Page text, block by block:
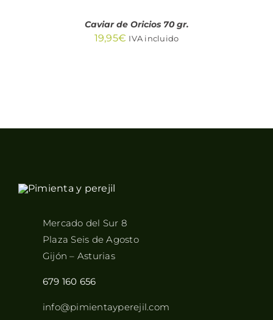
Caviar de Oricios 70 gr.
19,95€ IVA incluido
Mercado del Sur 8
Plaza Seis de Agosto
Gijón – Asturias
679 160 656
info@pimientayperejil.com